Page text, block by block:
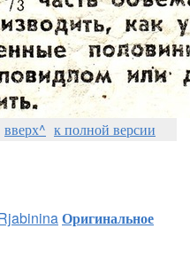
вверх^ к полной версии
Оригинальное